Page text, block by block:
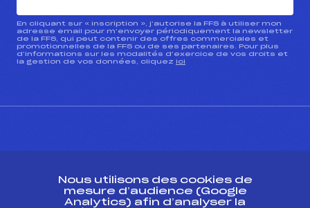
En cliquant sur « inscription », j’autorise la FFS à utiliser mon
adresse email pour m’envoyer périodiquement la newsletter
de la FFS, qui peut contenir des offres commerciales et
promotionnelles de la FFS ou de ses partenaires. Pour plus
d’informations sur les modalités d’exercice de vos droits et
la gestion de vos données, cliquez ici
Nous utilisons des cookies de
mesure d’audience (Google
Analytics) afin d’analyser la